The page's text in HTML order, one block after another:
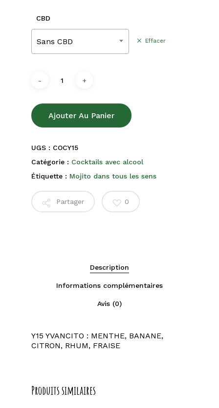
CBD
Sans CBD Effacer
Ajouter Au Panier
UGS : COCY15
Catégorie : Cocktails avec alcool
Étiquette : Mojito dans tous les sens
Partager 0
Description
Informations complémentaires
Avis (0)
Y15 YVANCITO : MENTHE, BANANE,
CITRON, RHUM, FRAISE
Produits similaires